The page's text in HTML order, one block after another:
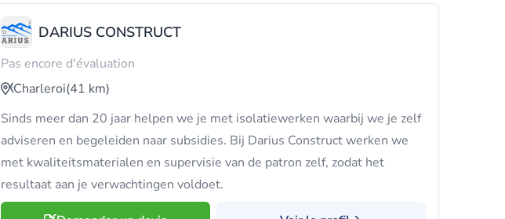
DARIUS CONSTRUCT
Pas encore d'évaluation
Charleroi(41 km)
Sinds meer dan 20 jaar helpen we je met isolatiewerken waarbij we je zelf
adviseren en begeleiden naar subsidies. Bij Darius Construct werken we
met kwaliteitsmaterialen en supervisie van de patron zelf, zodat het
resultaat aan je verwachtingen voldoet.